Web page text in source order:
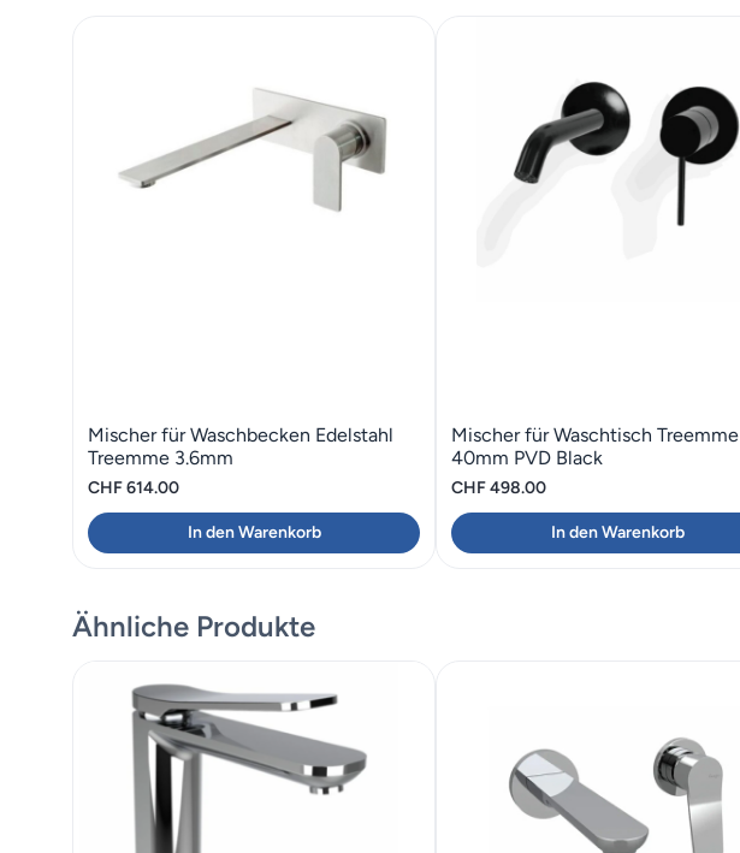
Mischer für Waschbecken Edelstahl
Treemme 3.6mm
CHF614.00
In den Warenkorb
Mischer für Waschtisch Treemme
40mm PVD Black
CHF498.00
In den Warenkorb
Ähnliche Produkte